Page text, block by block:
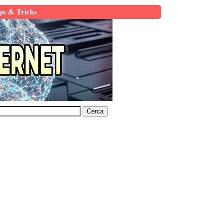
& Tricks